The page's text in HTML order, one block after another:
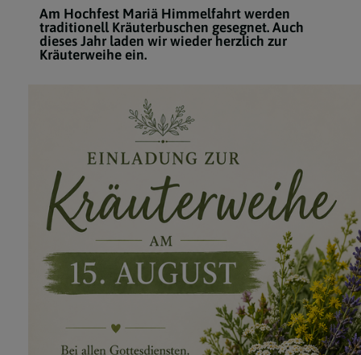
Am Hochfest Mariä Himmelfahrt werden
traditionell Kräuterbuschen gesegnet. Auch
dieses Jahr laden wir wieder herzlich zur
Kräuterweihe ein.